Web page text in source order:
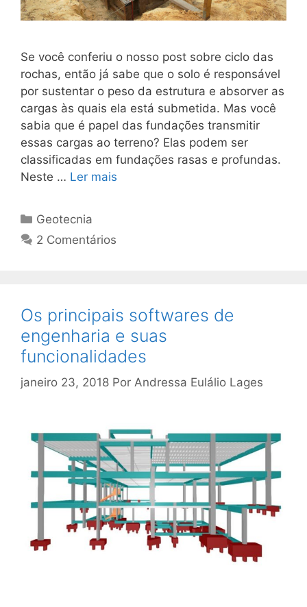
Se você conferiu o nosso post sobre ciclo das
rochas, então já sabe que o solo é responsável
por sustentar o peso da estrutura e absorver as
cargas às quais ela está submetida. Mas você
sabia que é papel das fundações transmitir
essas cargas ao terreno? Elas podem ser
classificadas em fundações rasas e profundas.
Neste … Ler mais
Geotecnia
2 Comentários
Os principais softwares de
engenharia e suas
funcionalidades
janeiro 23, 2018 Por Andressa Eulálio Lages